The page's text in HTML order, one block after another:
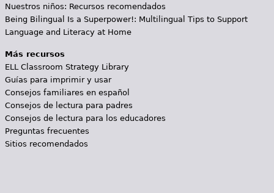
Nuestros niños: Recursos recomendados
Being Bilingual Is a Superpower!: Multilingual Tips to Support
Language and Literacy at Home
Más recursos
ELL Classroom Strategy Library
Guías para imprimir y usar
Consejos familiares en español
Consejos de lectura para padres
Consejos de lectura para los educadores
Preguntas frecuentes
Sitios recomendados